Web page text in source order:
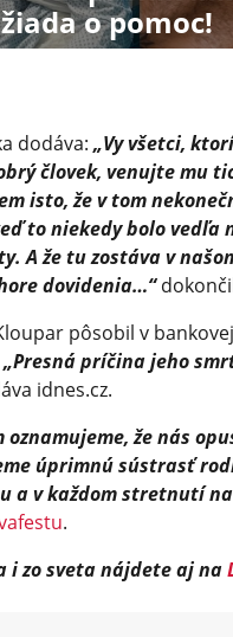
o pomoc!
dodáva:„Vy všetci,
človek, venujte mu
isto, že v tom
to niekedy bolo vedľa
A že tu zostáva v
dovidenia…“
pôsobil v
„Presná príčina jeho
idnes.cz.
oznamujeme, že nás
úprimnú sústrasť
a v každom stretnutí
.
i zo sveta nájdete aj na